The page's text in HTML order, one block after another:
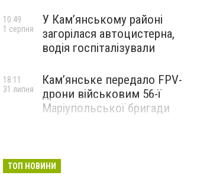
У Кам’янському районі
загорілася автоцистерна,
водія госпіталізували
10:49
1 серпня
Кам’янське передало FPV-
дрони військовим 56-ї
Маріупольської бригади
18:11
31 липня
ТОП НОВИНИ